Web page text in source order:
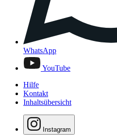
WhatsApp
YouTube
Hilfe
Kontakt
Inhaltsübersicht
Instagram